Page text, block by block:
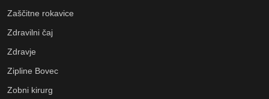
Zaščitne rokavice
Zdravilni čaj
Zdravje
Zipline Bovec
Zobni kirurg